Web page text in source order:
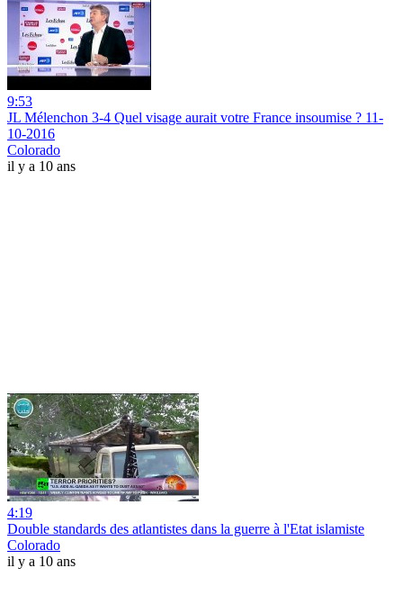
9:53
JL Mélenchon 3-4 Quel visage aurait votre France insoumise ? 11-
10-2016
Colorado
il y a 10 ans
4:19
Double standards des atlantistes dans la guerre à l'Etat islamiste
Colorado
il y a 10 ans